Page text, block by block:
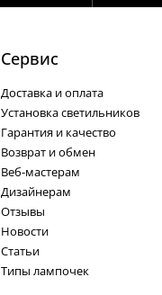
Cервис
Доставка и оплата
Установка светильников
Гарантия и качество
Возврат и обмен
Веб-мастерам
Дизайнерам
Отзывы
Новости
Статьи
Типы лампочек